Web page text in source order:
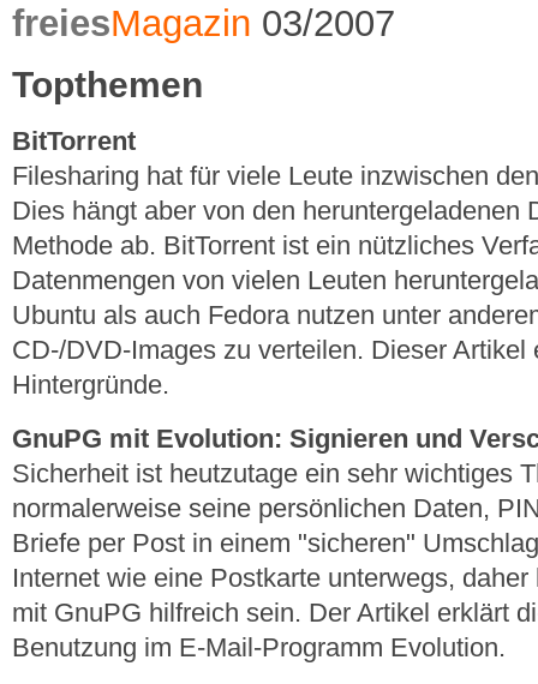
freiesMagazin 03/2007
Topthemen
BitTorrent
Filesharing hat für viele Leute inzwischen
Dies hängt aber von den heruntergeladenen
Methode ab. BitTorrent ist ein nützliches
Datenmengen von vielen Leuten
Ubuntu als auch Fedora nutzen unter
CD-/DVD-Images zu verteilen. Dieser Artikel
Hintergründe.
GnuPG mit Evolution: Signieren und
Sicherheit ist heutzutage ein sehr wichtiges
normalerweise seine persönlichen Daten,
Briefe per Post in einem "sicheren"
Internet wie eine Postkarte unterwegs,
mit GnuPG hilfreich sein. Der Artikel erklärt
Benutzung im E-Mail-Programm Evolution.